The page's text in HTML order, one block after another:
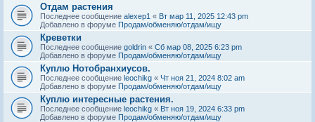
Отдам растения
Последнее сообщение alexep1 « Вт мар 11, 2025 12:43 pm
Добавлено в форуме Продам/обменяю/отдам/ищу
Креветки
Последнее сообщение goldrin « Сб мар 08, 2025 6:23 pm
Добавлено в форуме Продам/обменяю/отдам/ищу
Куплю Нотобранхиусов.
Последнее сообщение leochikg « Чт ноя 21, 2024 8:02 am
Добавлено в форуме Продам/обменяю/отдам/ищу
Куплю интересные растения.
Последнее сообщение leochikg « Вт ноя 19, 2024 6:33 pm
Добавлено в форуме Продам/обменяю/отдам/ищу